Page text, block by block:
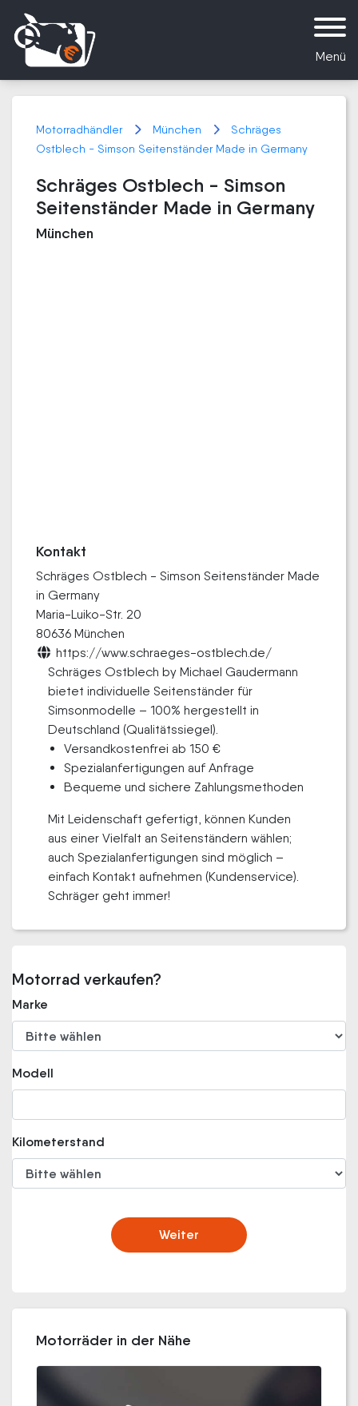
Menü
Motorradhändler München
Schräges
Ostblech - Simson Seitenständer Made in Germany
Schräges Ostblech - Simson
Seitenständer Made in Germany
München
Kontakt
Schräges Ostblech - Simson Seitenständer Made
in Germany
Maria-Luiko-Str. 20
80636 München
https://www.schraeges-ostblech.de/
Schräges Ostblech by Michael Gaudermann
bietet individuelle Seitenständer für
Simsonmodelle – 100% hergestellt in
Deutschland (Qualitätssiegel).
Versandkostenfrei ab 150 €
Spezialanfertigungen auf Anfrage
Bequeme und sichere Zahlungsmethoden
Mit Leidenschaft gefertigt, können Kunden
aus einer Vielfalt an Seitenständern wählen;
auch Spezialanfertigungen sind möglich –
einfach Kontakt aufnehmen (Kundenservice).
Schräger geht immer!
Motorrad verkaufen?
Marke
Modell
Kilometerstand
Weiter
Motorräder in der Nähe